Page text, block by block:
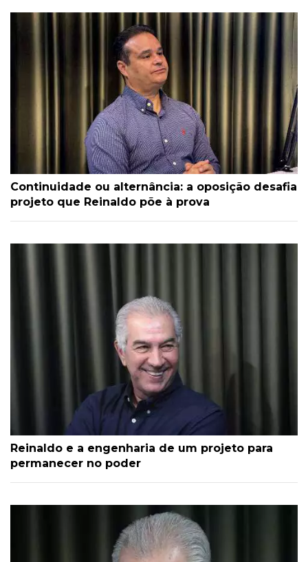
Continuidade ou alternância: a oposição desafia
projeto que Reinaldo põe à prova
Reinaldo e a engenharia de um projeto para
permanecer no poder